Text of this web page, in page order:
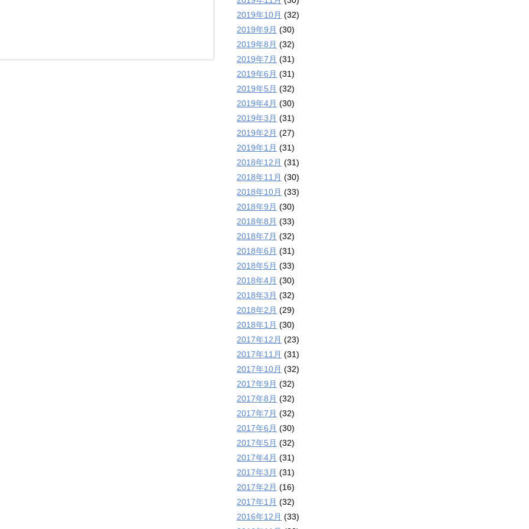
2019年10月 (32)
2019年9月 (30)
2019年8月 (32)
2019年7月 (31)
2019年6月 (31)
2019年5月 (32)
2019年4月 (30)
2019年3月 (31)
2019年2月 (27)
2019年1月 (31)
2018年12月 (31)
2018年11月 (30)
2018年10月 (33)
2018年9月 (30)
2018年8月 (33)
2018年7月 (32)
2018年6月 (31)
2018年5月 (33)
2018年4月 (30)
2018年3月 (32)
2018年2月 (29)
2018年1月 (30)
2017年12月 (23)
2017年11月 (31)
2017年10月 (32)
2017年9月 (32)
2017年8月 (32)
2017年7月 (32)
2017年6月 (30)
2017年5月 (32)
2017年4月 (31)
2017年3月 (31)
2017年2月 (16)
2017年1月 (32)
2016年12月 (33)